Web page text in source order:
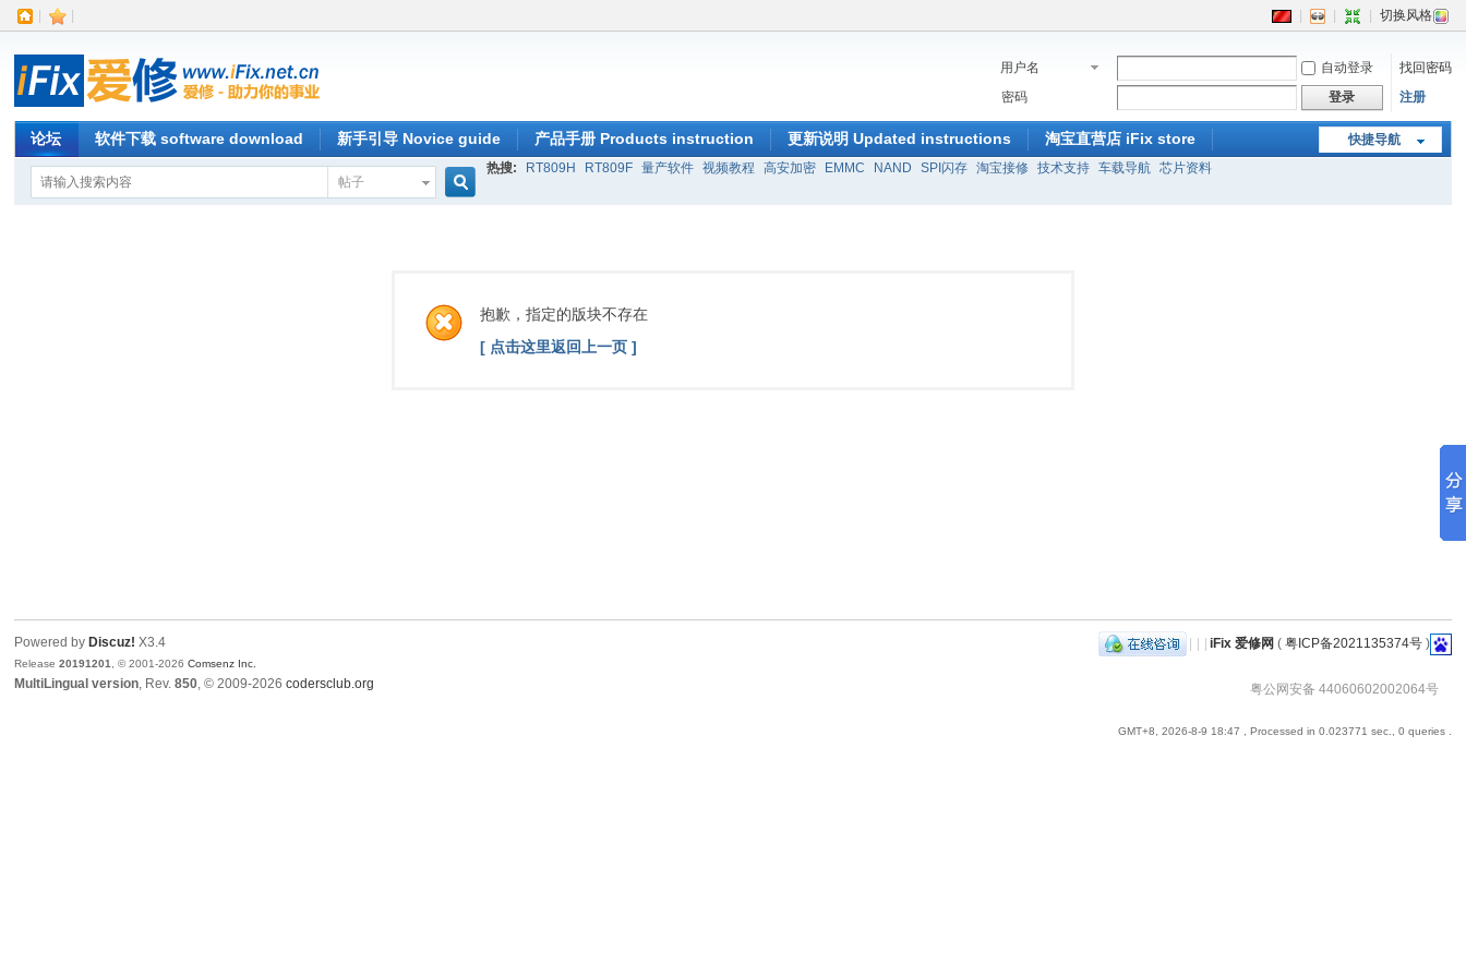
切换风格
用户名 自动登录
找回密码
密码
登录 注册
快捷导航
论坛 软件下载 software download 新手引导 Novice guide 产品手册 Products instruction 更新说明 Updated instructions 淘宝直营店 iFix store
帖子
索
热搜: RT809H RT809F 量产软件 视频教程 高安加密 EMMC NAND SPI闪存 淘宝接修 技术支持 车载导航 芯片资料
抱歉，指定的版块不存在
[ 点击这里返回上一页 ]
| | | iFix 爱修网 ( 粤ICP备2021135374号)
粤公网安备 44060602002064号
GMT+8, 2026-8-9 18:47 , Processed in 0.023771 sec., 0 queries .
Powered by Discuz! X3.4
Release20191201 , © 2001-2026Comsenz Inc.
MultiLingual version, Rev.850, © 2009-2026codersclub.org